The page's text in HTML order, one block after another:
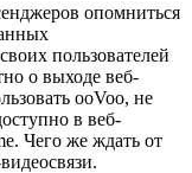
опомниться
пользователей
о выходе веб-
ooVoo, не
в веб-
Чего же ждать от